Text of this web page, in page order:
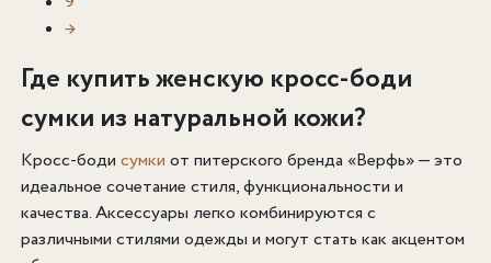
→
Где купить женскую кросс-боди
сумки из натуральной кожи?
Кросс-боди сумки от питерского бренда «Верфь» — это
идеальное сочетание стиля, функциональности и
качества. Аксессуары легко комбинируются с
различными стилями одежды и могут стать как акцентом